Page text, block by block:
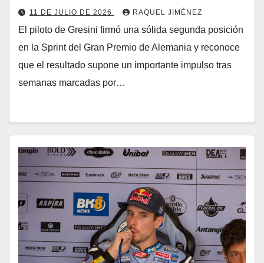
11 DE JULIO DE 2026 RAQUEL JIMÉNEZ
El piloto de Gresini firmó una sólida segunda posición
en la Sprint del Gran Premio de Alemania y reconoce
que el resultado supone un importante impulso tras
semanas marcadas por…